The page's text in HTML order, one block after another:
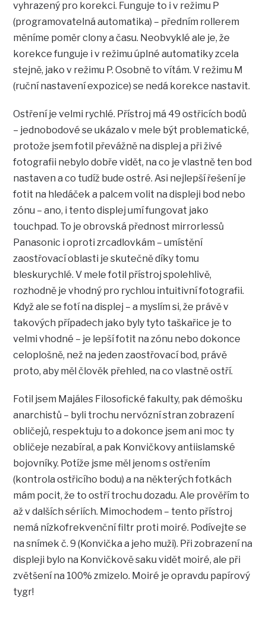
vyhrazený pro korekci. Funguje to i v režimu P
(programovatelná automatika) – předním rollerem
měníme poměr clony a času. Neobvyklé ale je, že
korekce funguje i v režimu úplné automatiky zcela
stejně, jako v režimu P. Osobně to vítám. V režimu M
(ruční nastavení expozice) se nedá korekce nastavit.
Ostření je velmi rychlé. Přístroj má 49 ostřicích bodů
– jednobodové se ukázalo v mele být problematické,
protože jsem fotil převážně na displej a při živé
fotografii nebylo dobře vidět, na co je vlastně ten bod
nastaven a co tudíž bude ostré. Asi nejlepší řešení je
fotit na hledáček a palcem volit na displeji bod nebo
zónu – ano, i tento displej umí fungovat jako
touchpad. To je obrovská přednost mirrorlessů
Panasonic i oproti zrcadlovkám – umístění
zaostřovací oblasti je skutečně díky tomu
bleskurychlé. V mele fotil přístroj spolehlivě,
rozhodně je vhodný pro rychlou intuitivní fotografii.
Když ale se fotí na displej – a myslím si, že právě v
takových případech jako byly tyto taškařice je to
velmi vhodné – je lepší fotit na zónu nebo dokonce
celoplošně, než na jeden zaostřovací bod, právě
proto, aby měl člověk přehled, na co vlastně ostří.
Fotil jsem Majáles Filosofické fakulty, pak démošku
anarchistů – byli trochu nervózní stran zobrazení
obličejů, respektuju to a dokonce jsem ani moc ty
obličeje nezabíral, a pak Konvičkovy antiislamské
bojovníky. Potíže jsme měl jenom s ostřením
(kontrola ostřicího bodu) a na některých fotkách
mám pocit, že to ostří trochu dozadu. Ale prověřím to
až v dalších sériích. Mimochodem – tento přístroj
nemá nízkofrekvenční filtr proti moiré. Podívejte se
na snímek č. 9 (Konvička a jeho muži). Při zobrazení na
displeji bylo na Konvičkově saku vidět moiré, ale při
zvětšení na 100% zmizelo. Moiré je opravdu papírový
tygr!